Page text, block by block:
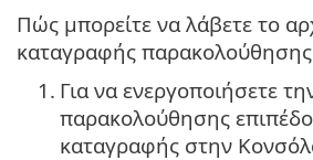
Πώς μπορείτε να λάβετε το
καταγραφής
1. Για να ενεργοποιήσετε
παρακολούθησης
καταγραφής στην